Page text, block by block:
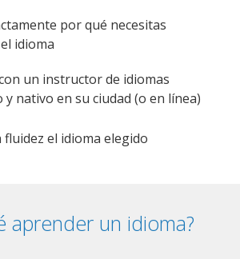
por qué necesitas
idioma
un instructor de idiomas
y nativo en su ciudad (o en línea)
fluidez el idioma elegido
aprender un idioma?